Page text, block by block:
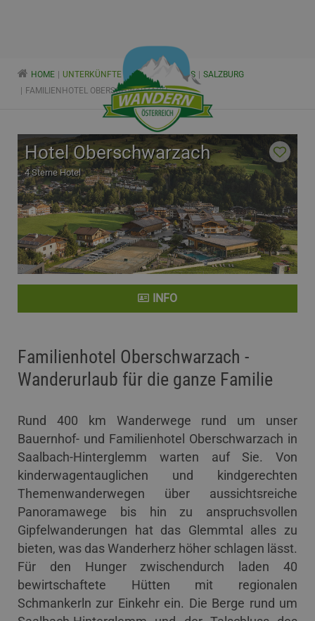
HOME UNTERKÜNFTE WANDERHOTELS
SALZBURG
FAMILIENHOTEL OBERSCHWARZACH
Hotel Oberschwarzach
4 Sterne Hotel
INFO
Familienhotel Oberschwarzach -
Wanderurlaub für die ganze Familie
Rund 400 km Wanderwege rund um unser
Bauernhof- und Familienhotel Oberschwarzach in
Saalbach-Hinterglemm warten auf Sie. Von
kinderwagentauglichen und kindgerechten
Themenwanderwegen über aussichtsreiche
Panoramawege bis hin zu anspruchsvollen
Gipfelwanderungen hat das Glemmtal alles zu
bieten, was das Wanderherz höher schlagen lässt.
Für den Hunger zwischendurch laden 40
bewirtschaftete Hütten mit regionalen
Schmankerln zur Einkehr ein. Die Berge rund um